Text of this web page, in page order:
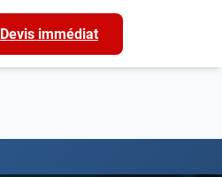
Devis immédiat